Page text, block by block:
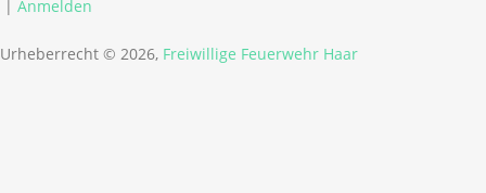
| Anmelden
Urheberrecht © 2026, Freiwillige Feuerwehr Haar